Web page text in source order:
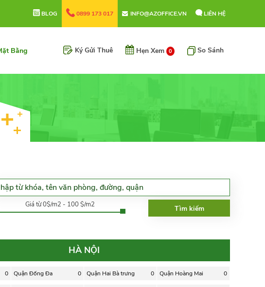
BLOG 0899 173 017 INFO@AZOFFICE.VN LIÊN HỆ
Bằng Ký Gửi Thuê Hẹn Xem 0 So Sánh
Giá từ 0$/m2 - 100 $/m2
HÀ NỘI
0 Quận Đống Đa 0 Quận Hai Bà trưng 0 Quận Hoàng Mai 0